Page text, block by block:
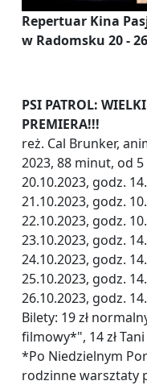
Repertuar Kina
w Radomsku 20 -
PSI PATROL:
PREMIERA!!!
reż. Cal Brunker,
2023, 88 minut, od
20.10.2023, godz.
21.10.2023, godz.
22.10.2023, godz.
23.10.2023, godz.
24.10.2023, godz.
25.10.2023, godz.
26.10.2023, godz.
Bilety: 19 zł
filmowy*", 14 zł
*Po Niedzielnym
rodzinne warsztaty